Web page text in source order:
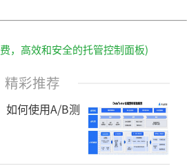
，高效和安全的托管控制面板)
精彩推荐
如何使用A/B测